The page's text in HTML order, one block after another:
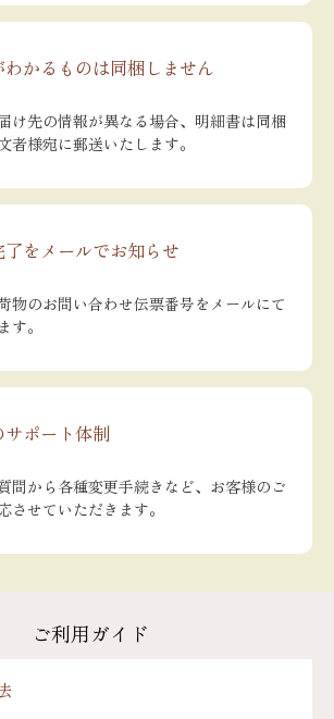
わかるものは同梱しません
け先の情報が異なる場合、明細書は同梱
者様宛に郵送いたします。
了をメールでお知らせ
物のお問い合わせ伝票番号をメールにて
す。
サポート体制
問から各種変更手続きなど、お客様のご
させていただきます。
ご利用ガイド